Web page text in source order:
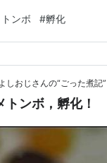
ンボ #孵化
しおじさんの“ごった煮記”
トンボ，孵化！